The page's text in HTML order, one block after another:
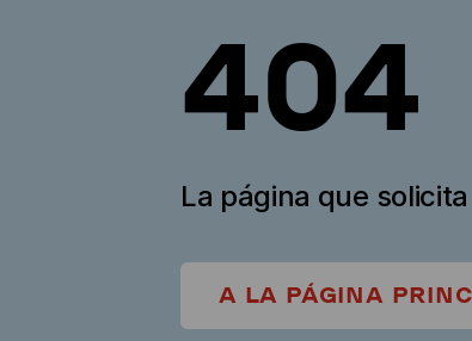
404
La página que
A LA PÁGINA